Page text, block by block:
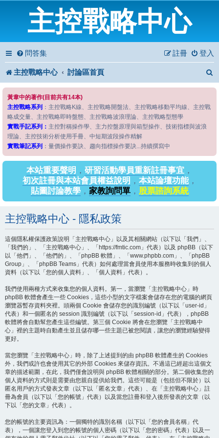
主控戰略中心
問答集 登入
註冊
主控戰略中心 討論區首頁
黃韋中的著作(目前共有14本)
主控戰略系列 ：主控戰略K線、主控戰略開盤法、主控戰略移動平均線、主控戰
略成交量、主控戰略即時盤態、主控戰略波浪理論、主控戰略型態學
實戰手記系列： 主控對稱操作學、主力控盤原理與箱型操作、技術指標與波浪
理論、主控技術分析使用手冊、中短期波段操作精解
實戰筆記系列 ：量價操作要訣、趨向指標操作要訣...持續撰寫中
本站重要聲明 ， 研習活動學員重新註冊事宜 ，
初次註冊與本站會員權益說明 ， 本站論壇功能，
貼圖討論教學， 家教詢問單， 股票諮詢系統
主控戰略中心 - 隱私政策
這個隱私權保護政策說明「主控戰略中心」以及其相關網站（以下以「我們」、
「我們的」、「主控戰略中心」、「https://fmtic.com」代表）以及 phpBB（以下
以「他們」、「他們的」、「phpBB 軟體」、「www.phpbb.com」、「phpBB
Group」、「phpBB Teams」代表）如何處理當會員使用本服務時收集到的個人
資料（以下以「您的個人資料」、「個人資料」代表）。
我們使用兩種方式來收集您的個人資料。第一，當瀏覽「主控戰略中心」時
phpBB 軟體會產生一些 Cookies，這些小型的文字檔案會儲存在您的電腦的網頁
瀏覽器暫存資料夾裡。頭兩個 Cookie 會儲存您的識別編號（以下以「user-id」
代表）和一個匿名的 session 識別編號（以下以「session-id」代表），phpBB
軟體將會自動幫您產生這些編號。第三個 Cookie 將會在您瀏覽「主控戰略中
心」裡的主題時自動產生並且儲存哪一些主題已被您閱讀，讓您的瀏覽經驗變得
更好。
當您瀏覽「主控戰略中心」時，除了上述提到的由 phpBB 軟體產生的 Cookies
外，我們或許也會使用其它的外部 Cookies 來儲存資訊。不過這已經超出這個文
章的描述範圍，在此，我們僅會說明與 phpBB 軟體相關的部分。第二個收集您的
個人資料的方式則是需要由您親自提供給我們。這些可能是（包括但不限於）以
匿名用戶的方式發表文章（以下以「匿名文章」代表）、在「主控戰略中心」註
冊為會員（以下以「您的帳號」代表）以及當您註冊和登入後所發表的文章（以
下以「您的文章」代表）。
您的帳號的主要資訊為：一個獨特的識別名稱（以下以「您的會員名稱」代
表），一個讓您登入到您的帳號的個人密碼（以下以「您的密碼」代表）以及一